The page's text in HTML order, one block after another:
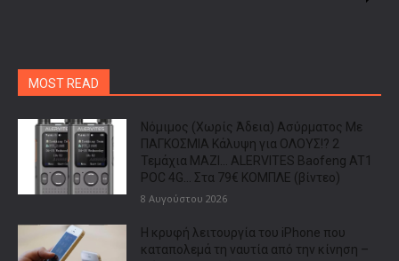
MOST READ
Νόμιμος (Χωρίς Άδεια) Ασύρματος Με
ΠΑΓΚΟΣΜΙΑ Κάλυψη για ΟΛΟΥΣ!? 2
Τεμάχια ΜΑΖΙ… ALERVITES Baofeng AT1
POC 4G… Στα 79€ ΚΟΜΠΛΕ (βίντεο)
8 Αυγούστου 2026
Η κρυφή λειτουργία του iPhone που
καταπολεμά τη ναυτία από την κίνηση –